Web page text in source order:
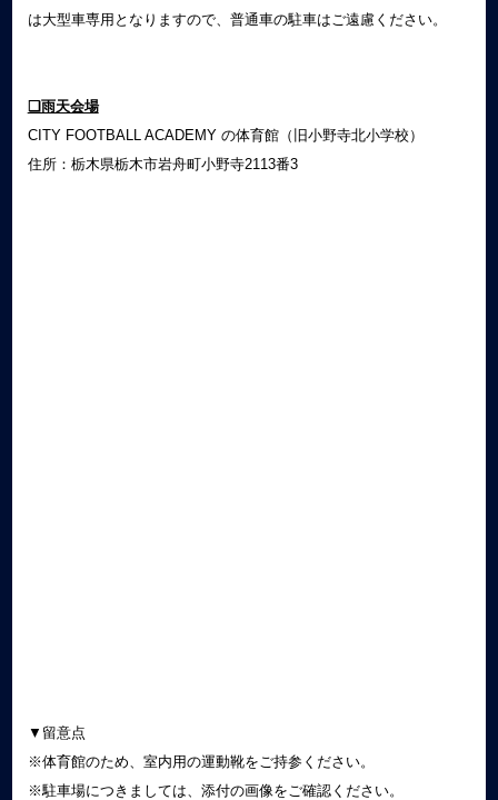
は大型車専用となりますので、普通車の駐車はご遠慮ください。
❏雨天会場
CITY FOOTBALL ACADEMY の体育館（旧小野寺北小学校）
住所：栃木県栃木市岩舟町小野寺2113番3
▼留意点
※体育館のため、室内用の運動靴をご持参ください。
※駐車場につきましては、添付の画像をご確認ください。